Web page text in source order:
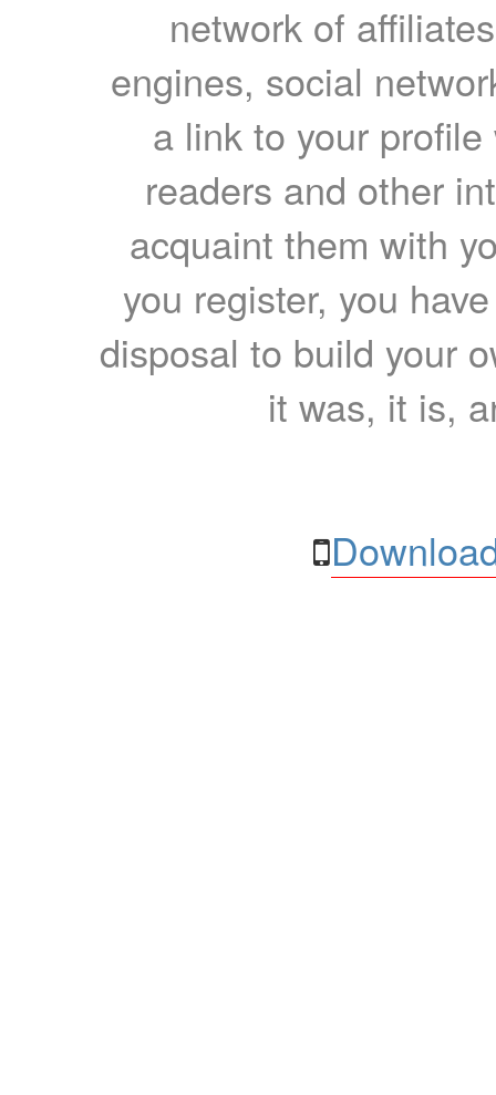
network of
engines, social
a link to your
readers and other
acquaint them with
you register, you
disposal to build your
it was, it is,